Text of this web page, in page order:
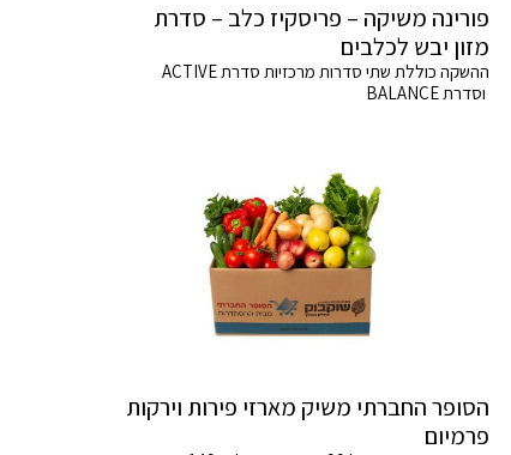
פורינה משיקה – פריסקיז כלב – סדרת
מזון יבש לכלבים
ההשקה כוללת שתי סדרות מרכזיות סדרת ACTIVE
וסדרת BALANCE
הסופר החברתי משיק מארזי פירות וירקות
פרמיום